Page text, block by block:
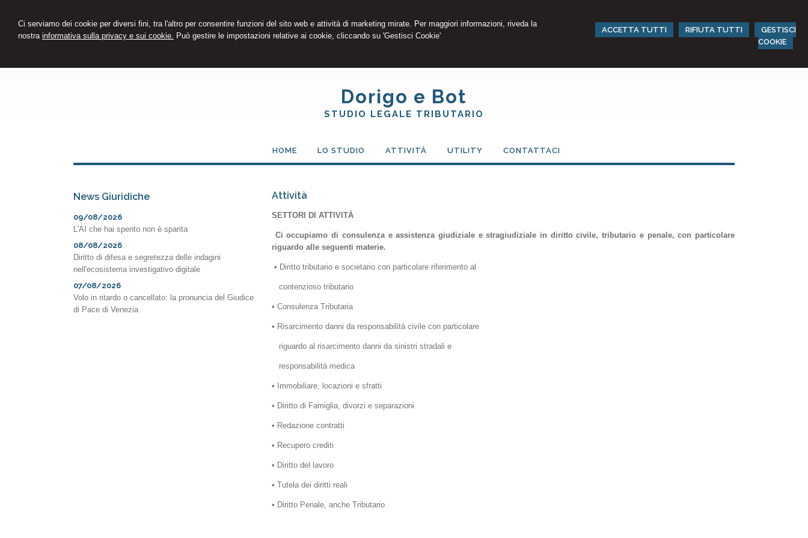
Ci serviamo dei cookie per diversi fini, tra l'altro per consentire funzioni del sito web e attività di marketing mirate. Per maggiori informazioni, riveda la
nostra informativa sulla privacy e sui cookie. Può gestire le impostazioni relative ai cookie, cliccando su 'Gestisci Cookie'
ACCETTA TUTTI RIFIUTA TUTTI
GESTISCI
COOKIE
Dorigo e Bot
STUDIO LEGALE TRIBUTARIO
HOME LO STUDIO ATTIVITÀ UTILITY CONTATTACI
Attività
SETTORI DI ATTIVITÀ
Ci occupiamo di consulenza e assistenza giudiziale e stragiudiziale in diritto civile, tributario e penale, con particolare
riguardo alle seguenti materie.
• Diritto tributario e societario con particolare riferimento al
contenzioso tributario
• Consulenza Tributaria
• Risarcimento danni da responsabilità civile con particolare
riguardo al risarcimento danni da sinistri stradali e
responsabilità medica
• Immobiliare, locazioni e sfratti
• Diritto di Famiglia, divorzi e separazioni
• Redazione contratti
• Recupero crediti
• Diritto del lavoro
• Tutela dei diritti reali
• Diritto Penale, anche Tributario
News Giuridiche
09/08/2026
L'AI che hai spento non è sparita
08/08/2026
Diritto di difesa e segretezza delle indagini
nell'ecosistema investigativo digitale
07/08/2026
Volo in ritardo o cancellato: la pronuncia del Giudice
di Pace di Venezia